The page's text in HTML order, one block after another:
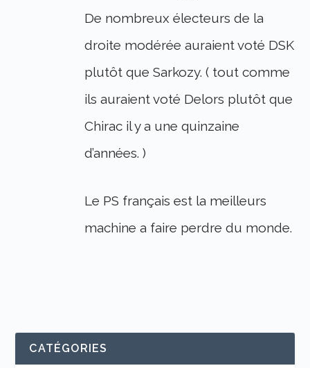
De nombreux électeurs de la
droite modérée auraient voté DSK
plutôt que Sarkozy. ( tout comme
ils auraient voté Delors plutôt que
Chirac il y a une quinzaine
d’années. )
Le PS français est la meilleurs
machine a faire perdre du monde.
CATÉGORIES